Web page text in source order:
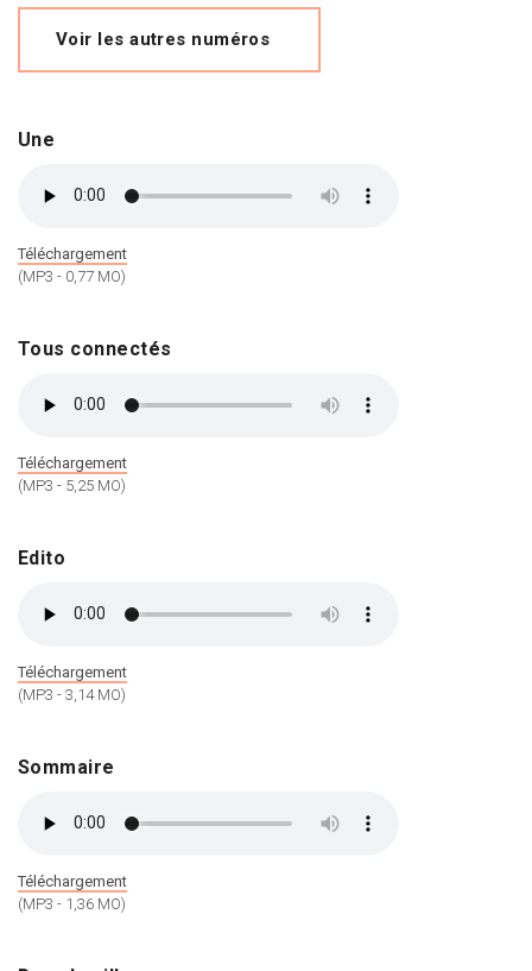
Voir les autres numéros
Une
Téléchargement
(MP3 - 0,77 MO)
Tous connectés
Téléchargement
(MP3 - 5,25 MO)
Edito
Téléchargement
(MP3 - 3,14 MO)
Sommaire
Téléchargement
(MP3 - 1,36 MO)